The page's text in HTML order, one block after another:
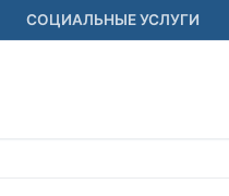
СОЦИАЛЬНЫЕ УСЛУГИ